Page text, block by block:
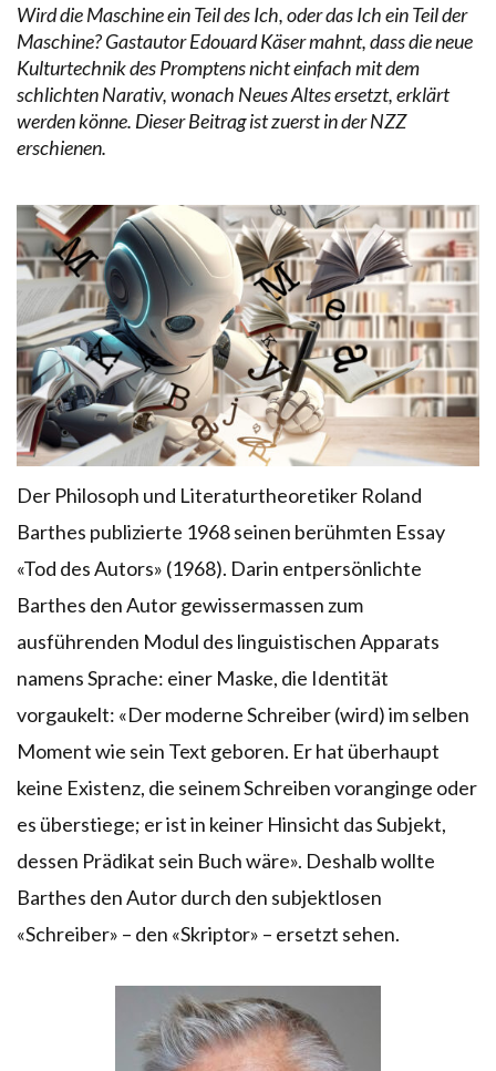
Wird die Maschine ein Teil des Ich, oder das Ich ein Teil der
Maschine? Gastautor Edouard Käser mahnt, dass die neue
Kulturtechnik des Promptens nicht einfach mit dem
schlichten Narativ, wonach Neues Altes ersetzt, erklärt
werden könne. Dieser Beitrag ist zuerst in der NZZ
erschienen.
Der Philosoph und Literaturtheoretiker Roland
Barthes publizierte 1968 seinen berühmten Essay
«Tod des Autors» (1968). Darin entpersönlichte
Barthes den Autor gewissermassen zum
ausführenden Modul des linguistischen Apparats
namens Sprache: einer Maske, die Identität
vorgaukelt: «Der moderne Schreiber (wird) im selben
Moment wie sein Text geboren. Er hat überhaupt
keine Existenz, die seinem Schreiben voranginge oder
es überstiege; er ist in keiner Hinsicht das Subjekt,
dessen Prädikat sein Buch wäre». Deshalb wollte
Barthes den Autor durch den subjektlosen
«Schreiber» – den «Skriptor» – ersetzt sehen.